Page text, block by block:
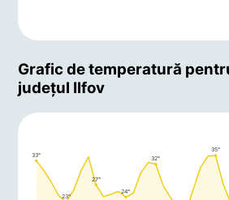
Grafic de temperatură
județul Ilfov
33°
23°
27°
24°
32°
35°